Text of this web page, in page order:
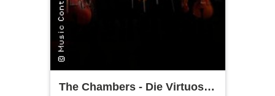
The Chambers - Die Virtuosen